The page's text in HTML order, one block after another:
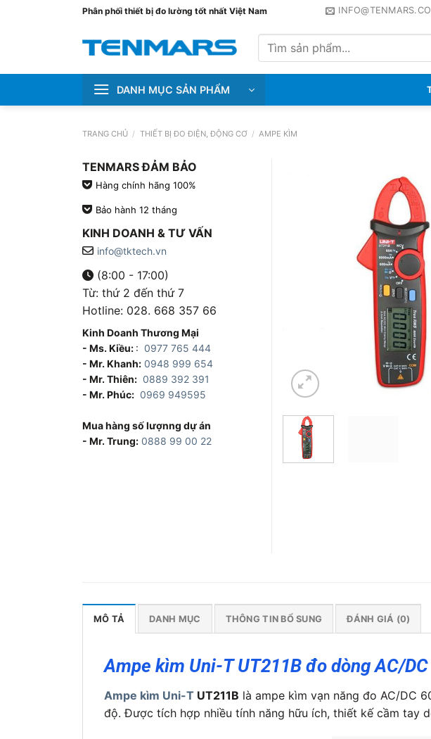
Phân phối thiết bị đo lường tốt nhất Việt Nam
kiếm:
DANH MỤC SẢN PHẨM
TRANG CHỦ / THIẾT BỊ ĐO ĐIỆN, ĐỘNG CƠ / AMPE KÌM
TENMARS ĐẢM BẢO
Hàng chính hãng 100%
Bảo hành 12 tháng
KINH DOANH & TƯ VẤN
info@tktech.vn
(8:00 - 17:00)
Từ: thứ 2 đến thứ 7
Hotline: 028. 668 357 66
Kinh Doanh Thương Mại
- Ms. Kiều: : 0977 765 444
- Mr. Khanh: 0948 999 654
- Mr. Thiên: 0889 392 391
- Mr. Phúc: 0969 949595
Mua hàng số lượnng dự án
- Mr. Trung: 0888 99 00 22
MÔ TẢ DANH MỤC THÔNG TIN BỔ SUNG ĐÁNH GIÁ (0)
Ampe kìm Uni-T UT211B đo dòng AC/
Ampe kìm Uni-T UT211B là ampe kìm vạn năng đo AC/DC
độ. Được tích hợp nhiều tính năng hữu ích, thiết kế cầm tay